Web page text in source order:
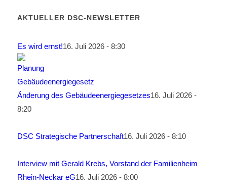
AKTUELLER DSC-NEWSLETTER
Es wird ernst!16. Juli 2026 - 8:30
Änderung des Gebäudeenergiegesetzes16. Juli 2026 -
8:20
DSC Strategische Partnerschaft16. Juli 2026 - 8:10
Interview mit Gerald Krebs, Vorstand der Familienheim
Rhein-Neckar eG16. Juli 2026 - 8:00